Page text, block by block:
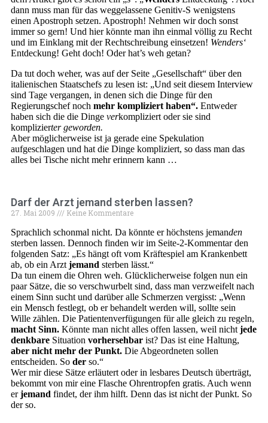
dann muss man für das weggelassene Genitiv-S wenigstens
einen Apostroph setzen. Apostroph! Nehmen wir doch sonst
immer so gern! Und hier könnte man ihn einmal völlig zu Recht
und im Einklang mit der Rechtschreibung einsetzen! Wenders‘
Entdeckung! Geht doch! Oder hat’s weh getan?
Da tut doch weher, was auf der Seite „Gesellschaft“ über den
italienischen Staatschefs zu lesen ist: „Und seit diesem Interview
sind Tage vergangen, in denen sich die Dinge für den
Regierungschef noch mehr kompliziert haben“. Entweder
haben sich die die Dinge verkompliziert oder sie sind
komplizierter geworden.
Aber möglicherweise ist ja gerade eine Spekulation
aufgeschlagen und hat die Dinge kompliziert, so dass man das
alles bei Tische nicht mehr erinnern kann …
Darf der Arzt jemand sterben lassen?
27. Mai 2009 Keine Kommentare
Sprachlich schonmal nicht. Da könnte er höchstens jemanden
sterben lassen. Dennoch finden wir im Seite-2-Kommentar den
folgenden Satz: „Es hängt oft vom Kräftespiel am Krankenbett
ab, ob ein Arzt jemand sterben lässt.“
Da tun einem die Ohren weh. Glücklicherweise folgen nun ein
paar Sätze, die so verschwurbelt sind, dass man verzweifelt nach
einem Sinn sucht und darüber alle Schmerzen vergisst: „Wenn
ein Mensch festlegt, ob er behandelt werden will, sollte sein
Wille zählen. Die Patientenverfügungen für alle gleich zu regeln,
macht Sinn. Könnte man nicht alles offen lassen, weil nicht jede
denkbare Situation vorhersehbar ist? Das ist eine Haltung,
aber nicht mehr der Punkt. Die Abgeordneten sollen
entscheiden. So der so.“
Wer mir diese Sätze erläutert oder in lesbares Deutsch überträgt,
bekommt von mir eine Flasche Ohrentropfen gratis. Auch wenn
erjemand findet, der ihm hilft. Denn das ist nicht der Punkt. So
der so.